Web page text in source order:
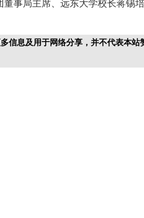
事局主席、远东大学校长蒋锡
信息及用于网络分享，并不代表本